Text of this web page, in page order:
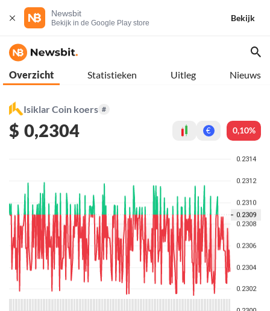
Newsbit
Bekijk in de Google Play store
Bekijk
Overzicht Statistieken Uitleg Nieuws
Isiklar Coin koers #
$ 0,2304 € 0,10%